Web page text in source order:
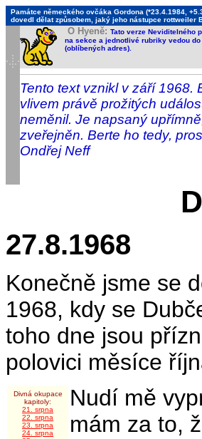
Památce německého ovčáka Gordona (*23.4.1984,
dovedl dělat způsobem, jaký jeho nástupce rottweiler
O Hyeně: Tato verze Neviditelného
na sekce a jednotlivé rubriky vedou
(oblíbených adres).
Tento text vznikl v září 1968.
vlivem právě prožitých
neměnil. Je napsaný
zveřejněn. Berte ho tedy,
Ondřej Neff
27.8.1968
Konečně jsme se
1968, kdy se
toho dne jsou
polovici měsíce
Divná okupace
kapitoly:
21. srpna
22. srpna
23. srpna
24. srpna
Nudí mě
mám za to,